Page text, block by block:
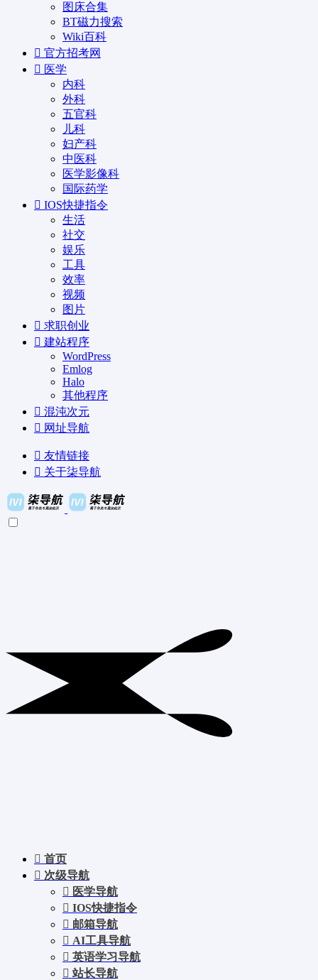
图床合集
BT磁力搜索
Wiki百科
官方招考网
医学
内科
外科
五官科
儿科
妇产科
中医科
医学影像科
国际药学
IOS快捷指令
生活
社交
娱乐
工具
效率
视频
图片
求职创业
建站程序
WordPress
Emlog
Halo
其他程序
混沌次元
网址导航
友情链接
关于柒导航
首页
次级导航
医学导航
IOS快捷指令
邮箱导航
AI工具导航
英语学习导航
站长导航